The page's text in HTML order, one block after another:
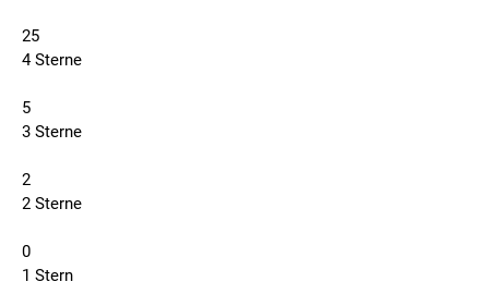
25
4 Sterne
5
3 Sterne
2
2 Sterne
0
1 Stern